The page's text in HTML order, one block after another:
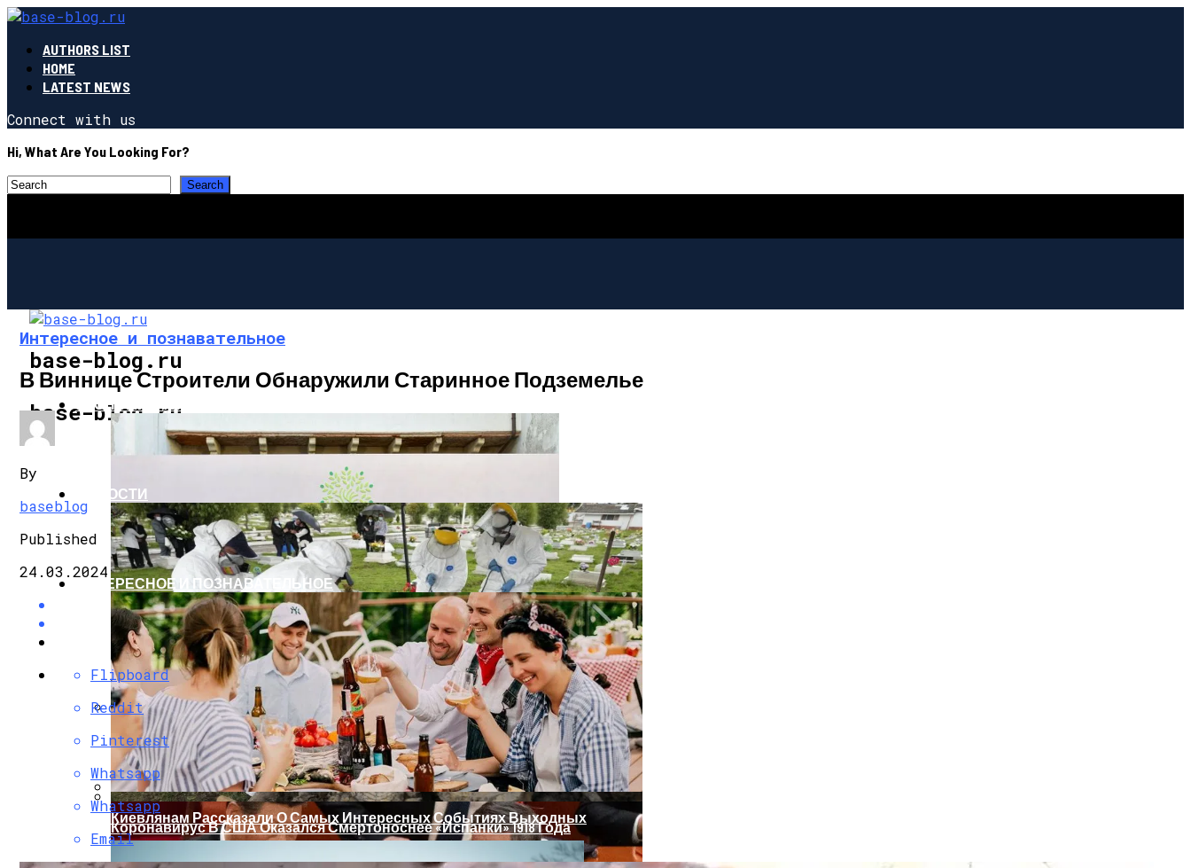
AUTHORS LIST
HOME
LATEST NEWS
Connect with us
Hi, What Are You Looking For?
base-blog.ru
base-blog.ru
ЭКОНОМИКА И ПОЛИТИКА
G7 Договорились Регулировать Искусственный Интеллект
НОВОСТИ
Коронавирус В США Оказался Смертоноснее «испанки» 1918 Года
ИНТЕРЕСНОЕ И ПОЗНАВАТЕЛЬНОЕ
Киевлянам Рассказали О Самых Интересных Событиях Выходных
Интересное и познавательное
В Виннице Строители Обнаружили Старинное Подземелье
By
baseblog
Published
24.03.2024
Flipboard
Reddit
Pinterest
Whatsapp
Whatsapp
Email